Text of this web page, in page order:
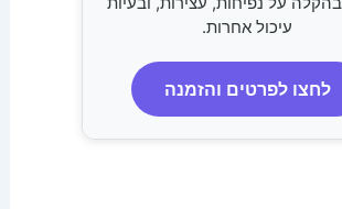
עיכול אחרות.
לחצו לפרטים והזמנה